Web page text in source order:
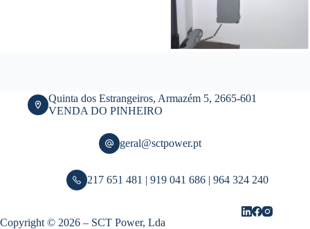
Quinta dos Estrangeiros, Armazém 5, 2665-601
VENDA DO PINHEIRO
geral@sctpower.pt
217 651 481 | 919 041 686 | 964 324 240
Copyright © 2026 – SCT Power, Lda